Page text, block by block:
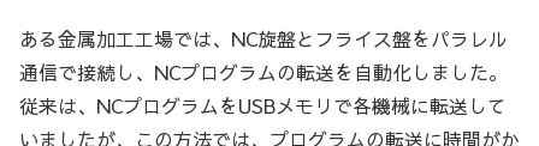
ある金属加工工場では、NC旋盤とフライス盤をパラレル
通信で接続し、NCプログラムの転送を自動化しました。
従来は、NCプログラムをUSBメモリで各機械に転送して
いましたが、この方法では、プログラムの転送に時間がか